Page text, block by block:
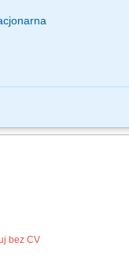
planowo-
bez CV